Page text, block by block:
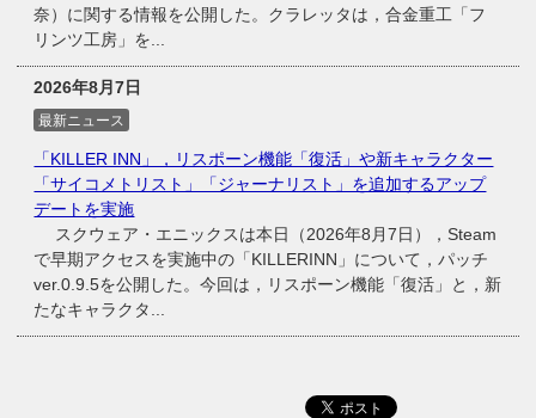
奈）に関する情報を公開した。クラレッタは，合金重工「フ
リンツ工房」を...
2026年8月7日
最新ニュース
「KILLER INN」，リスポーン機能「復活」や新キャラクター
「サイコメトリスト」「ジャーナリスト」を追加するアップ
デートを実施
スクウェア・エニックスは本日（2026年8月7日），Steam
で早期アクセスを実施中の「KILLERINN」について，パッチ
ver.0.9.5を公開した。今回は，リスポーン機能「復活」と，新
たなキャラクタ...